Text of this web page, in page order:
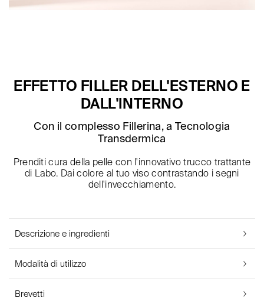
EFFETTO FILLER DELL'ESTERNO E
DALL'INTERNO
Con il complesso Fillerina, a Tecnologia
Transdermica
Prenditi cura della pelle con l'innovativo trucco trattante
di Labo. Dai colore al tuo viso contrastando i segni
dell'invecchiamento.
Descrizione e ingredienti
Modalità di utilizzo
Brevetti